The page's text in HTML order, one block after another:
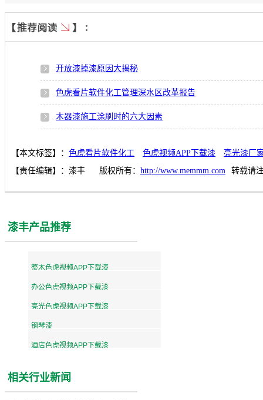
开放漆掉漆原因大揭秘
色虎看片软件化工管理深水区改革报告
木器漆施工涂刷时的六大因素
【本文标签】： 色虎看片软件化工 色虎视频APP下载漆
亮光漆厂
【责任编辑】： 漆丰 版权所有： http://www.memmm.com 转载请
漆丰产品推荐
整木色虎视频APP下载漆
办公色虎视频APP下载漆
亮光色虎视频APP下载漆
钢琴漆
酒店色虎视频APP下载漆
相关行业新闻